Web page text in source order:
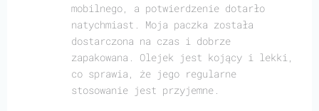
mobilnego, a potwierdzenie dotarło
natychmiast. Moja paczka została
dostarczona na czas i dobrze
zapakowana. Olejek jest kojący i lekki,
co sprawia, że jego regularne
stosowanie jest przyjemne.